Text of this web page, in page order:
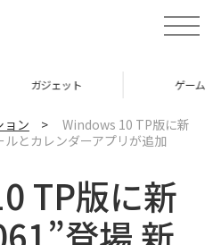
t
o
e
a
v
ジェット
ョン >
Windows 10 TP版に新
とカレンダーアプリが追加
TP版に新